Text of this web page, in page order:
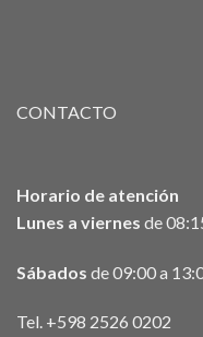
CONTACTO
Horario de atención
Lunes a viernes de
Sábados de 09:00 a
Tel. +598 2526 0202